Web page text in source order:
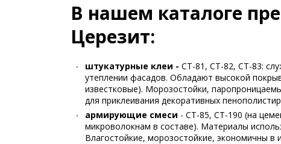
В нашем каталоге
Церезит:
штукатурные клеи - СТ-81, СТ-82, СТ-83:
утеплении фасадов. Обладают высокой
известковые). Морозостойки,
для приклеивания декоративных
армирующие смеси - СТ-85, СТ-190 (на
микроволокнам в составе). Материалы
Влагостойкие, морозостойкие, экономичны в